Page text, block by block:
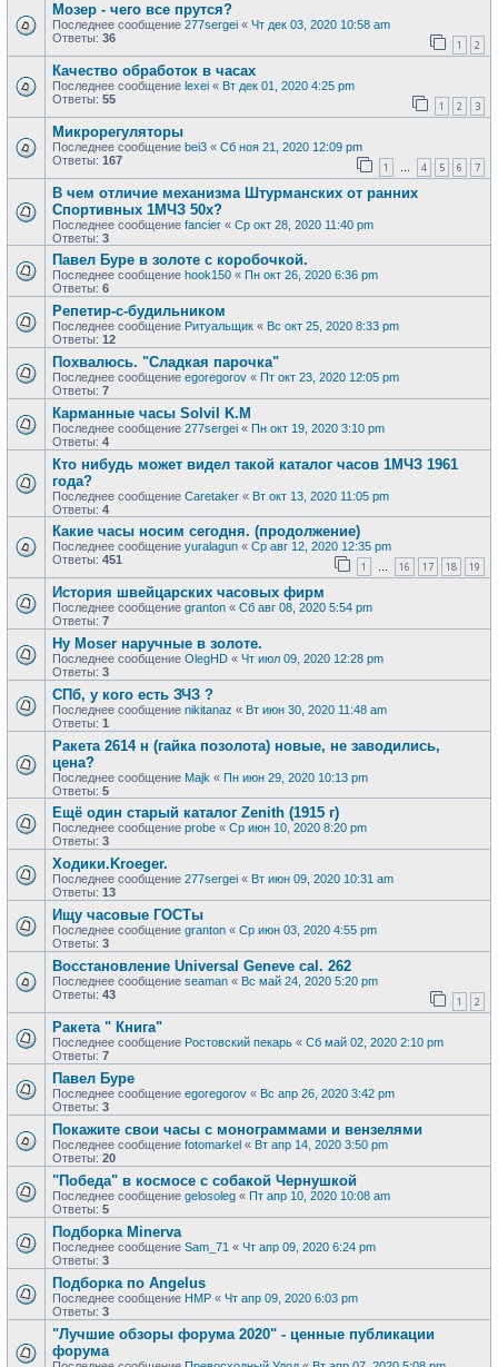
Мозер - чего все прутся?
Последнее сообщение 277sergei « Чт дек 03, 2020 10:58 am
Ответы: 36 1 2
Качество обработок в часах
Последнее сообщение lexei « Вт дек 01, 2020 4:25 pm
Ответы: 55 1 2 3
Микрорегуляторы
Последнее сообщение bei3 « Сб ноя 21, 2020 12:09 pm
Ответы: 167 1 … 4 5 6 7
В чем отличие механизма Штурманских от ранних
Спортивных 1МЧЗ 50х?
Последнее сообщение fancier « Ср окт 28, 2020 11:40 pm
Ответы: 3
Павел Буре в золоте с коробочкой.
Последнее сообщение hook150 « Пн окт 26, 2020 6:36 pm
Ответы: 6
Репетир-с-будильником
Последнее сообщение Ритуальщик « Вс окт 25, 2020 8:33 pm
Ответы: 12
Похвалюсь. "Сладкая парочка"
Последнее сообщение egoregorov « Пт окт 23, 2020 12:05 pm
Ответы: 7
Карманные часы Solvil K.M
Последнее сообщение 277sergei « Пн окт 19, 2020 3:10 pm
Ответы: 4
Кто нибудь может видел такой каталог часов 1МЧЗ 1961
года?
Последнее сообщение Caretaker « Вт окт 13, 2020 11:05 pm
Ответы: 4
Какие часы носим сегодня. (продолжение)
Последнее сообщение yuralagun « Ср авг 12, 2020 12:35 pm
Ответы: 451 1 … 16 17 18 19
История швейцарских часовых фирм
Последнее сообщение granton « Сб авг 08, 2020 5:54 pm
Ответы: 7
Hy Moser наручные в золоте.
Последнее сообщение OlegHD « Чт июл 09, 2020 12:28 pm
Ответы: 3
СПб, у кого есть ЗЧЗ ?
Последнее сообщение nikitanaz « Вт июн 30, 2020 11:48 am
Ответы: 1
Ракета 2614 н (гайка позолота) новые, не заводились,
цена?
Последнее сообщение Majk « Пн июн 29, 2020 10:13 pm
Ответы: 5
Ещё один старый каталог Zenith (1915 г)
Последнее сообщение probe « Ср июн 10, 2020 8:20 pm
Ответы: 3
Ходики.Kroeger.
Последнее сообщение 277sergei « Вт июн 09, 2020 10:31 am
Ответы: 13
Ищу часовые ГОСТы
Последнее сообщение granton « Ср июн 03, 2020 4:55 pm
Ответы: 3
Восстановление Universal Geneve cal. 262
Последнее сообщение seaman « Вс май 24, 2020 5:20 pm
Ответы: 43 1 2
Ракета " Книга"
Последнее сообщение Ростовский пекарь « Сб май 02, 2020 2:10 pm
Ответы: 7
Павел Буре
Последнее сообщение egoregorov « Вс апр 26, 2020 3:42 pm
Ответы: 3
Покажите свои часы с монограммами и вензелями
Последнее сообщение fotomarkel « Вт апр 14, 2020 3:50 pm
Ответы: 20
"Победа" в космосе с собакой Чернушкой
Последнее сообщение gelosoleg « Пт апр 10, 2020 10:08 am
Ответы: 5
Подборка Minerva
Последнее сообщение Sam_71 « Чт апр 09, 2020 6:24 pm
Ответы: 3
Подборка по Angelus
Последнее сообщение HMP « Чт апр 09, 2020 6:03 pm
Ответы: 3
"Лучшие обзоры форума 2020" - ценные публикации
форума